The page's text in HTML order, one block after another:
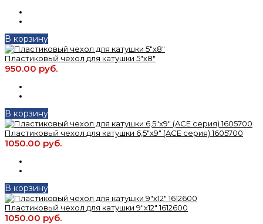
В корзину
Пластиковый чехол для катушки 5"x8"
950.00 руб.
В корзину
Пластиковый чехол для катушки 6,5"x9" (ACE серия) 1605700
1050.00 руб.
В корзину
Пластиковый чехол для катушки 9"х12" 1612600
1050.00 руб.